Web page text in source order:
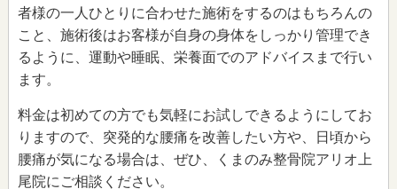
者様の一人ひとりに合わせた施術をするのはもちろんの
こと、施術後はお客様が自身の身体をしっかり管理でき
るように、運動や睡眠、栄養面でのアドバイスまで行い
ます。
料金は初めての方でも気軽にお試しできるようにしてお
りますので、突発的な腰痛を改善したい方や、日頃から
腰痛が気になる場合は、ぜひ、くまのみ整骨院アリオ上
尾院にご相談ください。